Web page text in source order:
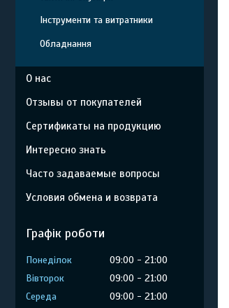
Інструменти та витратники
Обладнання
О нас
Отзывы от покупателей
Сертификаты на продукцию
Интересно знать
Часто задаваемые вопросы
Условия обмена и возврата
Графік роботи
Понеділок 09:00
21:00
Вівторок
09:00
21:00
Середа
09:00
21:00